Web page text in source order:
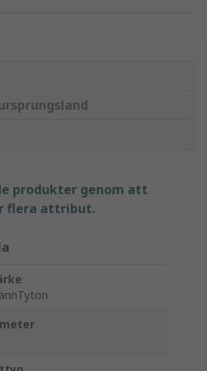
produkter genom att
flera attribut.